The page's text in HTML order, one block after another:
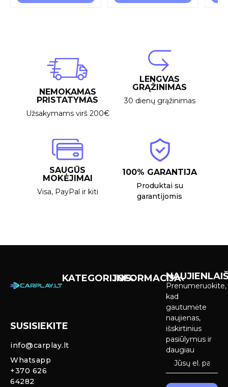
NEMOKAMAS
PRISTATYMAS
Užsakymams virš 200€
LENGVAS
GRĄŽINIMAS
30 dienų grąžinimas
SAUGŪS
MOKĖJIMAI
Visa, PayPal ir kiti
100% GARANTIJA
Produktai su
garantijomis
SUSISIEKITE
info@carplay.lt
Whatsapp
+370 626
64282
KATEGORIJOS
galinio vaizdo
INFORMACIJA
Prenumeruokite,
kad
gautumėte
naujienas,
išskirtinius
pasiūlymus ir
daugiau